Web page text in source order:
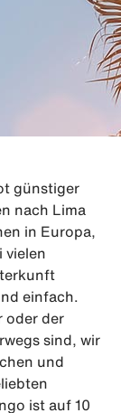
günstiger
nach Lima
in Europa,
vielen
einfach.
oder der
sind, wir
und
ist auf 10